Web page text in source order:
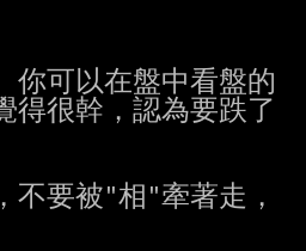
你可以在盤中看盤的
得很幹，認為要跌了
不要被"相"牽著走，